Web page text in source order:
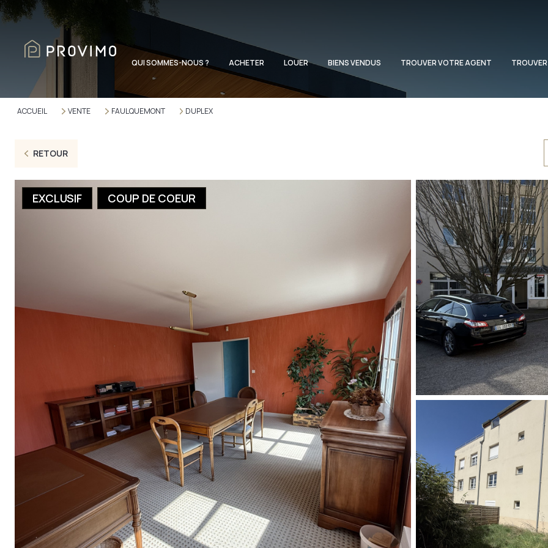
QUI SOMMES-NOUS ? ACHETER LOUER BIENS VENDUS TROUVER VOTRE AGENT
ACCUEIL VENTE FAULQUEMONT DUPLEX
RETOUR
EXCLUSIF COUP DE COEUR